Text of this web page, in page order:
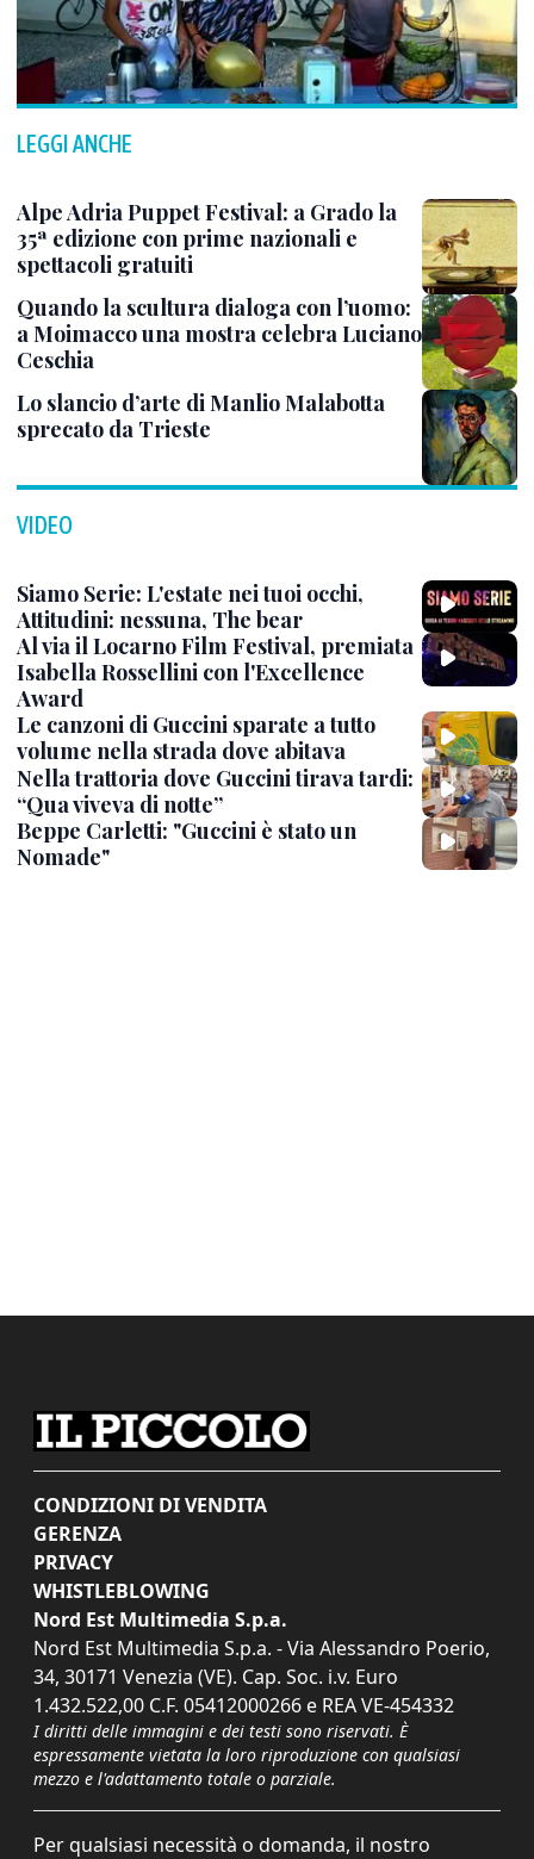
LEGGI ANCHE
Alpe Adria Puppet Festival: a Grado la
35ª edizione con prime nazionali e
spettacoli gratuiti
Quando la scultura dialoga con l’uomo:
a Moimacco una mostra celebra Luciano
Ceschia
Lo slancio d’arte di Manlio Malabotta
sprecato da Trieste
VIDEO
Siamo Serie: L'estate nei tuoi occhi,
Attitudini: nessuna, The bear
Al via il Locarno Film Festival, premiata
Isabella Rossellini con l'Excellence
Award
Le canzoni di Guccini sparate a tutto
volume nella strada dove abitava
Nella trattoria dove Guccini tirava tardi:
“Qua viveva di notte”
Beppe Carletti: "Guccini è stato un
Nomade"
CONDIZIONI DI VENDITA
GERENZA
PRIVACY
WHISTLEBLOWING
Nord Est Multimedia S.p.a.
Nord Est Multimedia S.p.a. - Via Alessandro Poerio,
34, 30171 Venezia (VE). Cap. Soc. i.v. Euro
1.432.522,00 C.F. 05412000266 e REA VE-454332
I diritti delle immagini e dei testi sono riservati. È
espressamente vietata la loro riproduzione con qualsiasi
mezzo e l'adattamento totale o parziale.
Per qualsiasi necessità o domanda, il nostro